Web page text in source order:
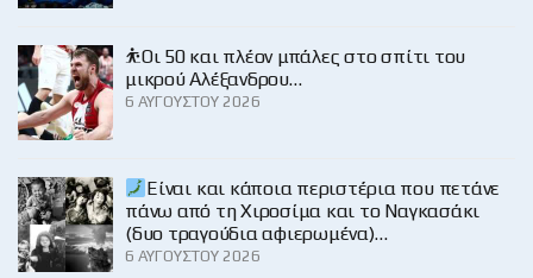
⛹️Οι 50 και πλέον μπάλες στο σπίτι του
μικρού Αλέξανδρου…
6 ΑΥΓΟΎΣΤΟΥ 2026
Είναι και κάποια περιστέρια που πετάνε
πάνω από τη Χιροσίμα και το Ναγκασάκι
(δυο τραγούδια αφιερωμένα)…
6 ΑΥΓΟΎΣΤΟΥ 2026